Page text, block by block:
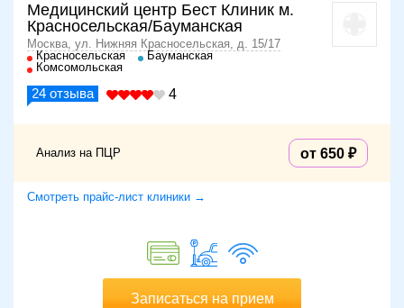
Медицинский центр Бест Клиник м.
Красносельская/Бауманская
Москва, ул. Нижняя Красносельская, д. 15/17
Красносельская
Бауманская
Комсомольская
24 отзыва 4
Анализ на ПЦР от 650
Смотреть прайс-лист клиники →
Записаться на прием